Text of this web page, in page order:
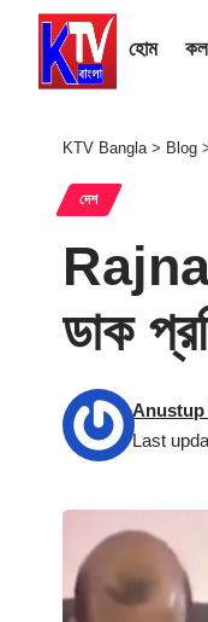
হোম
KTV Bangla> Blog
দেশ
ডাক
Last
Anustup